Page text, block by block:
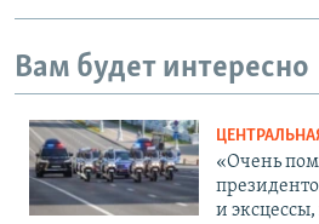
Вам будет интересно
«Очень
и